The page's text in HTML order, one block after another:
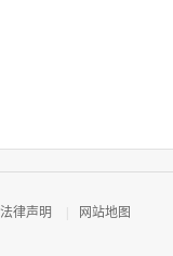
法律声明
网站地图